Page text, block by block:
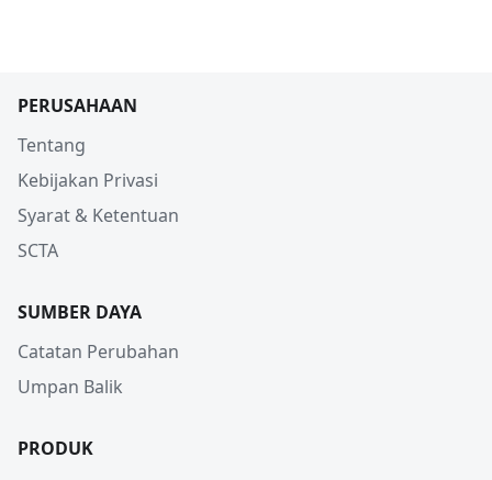
PERUSAHAAN
Tentang
Kebijakan Privasi
Syarat & Ketentuan
SCTA
SUMBER DAYA
Catatan Perubahan
Umpan Balik
PRODUK